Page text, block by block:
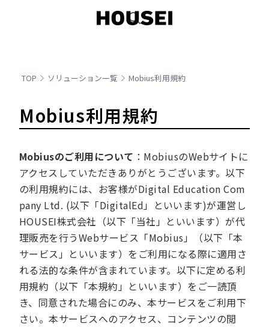
TOP ソリューション一覧 Mobius利用規約
Mobius利用規約
Mobiusのご利用について ：MobiusのWebサイトに
アクセスしていただきありがとうございます。以下
の利用規約には、お客様がDigital Education Com
pany Ltd. (以下「DigitalEd」といいます)が運営し
HOUSEI株式会社（以下「当社」といいます）が代
理販売を行うWebサービス「Mobius」（以下「本
サービス」といいます）をご利用になる際に適用さ
れる法的な条件が含まれています。以下に定める利
用規約（以下「本規約」といいます）をご一読頂
き、同意された場合にのみ、本サービスをご利用下
さい。本サービスへのアクセス、コンテンツの閲